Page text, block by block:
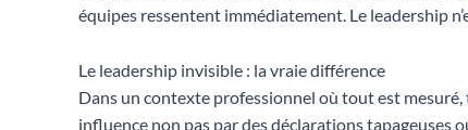
équipes ressentent immédiatement. Le leadership
Le leadership invisible : la vraie différence
Dans un contexte professionnel où tout est
influence non pas par des déclarations tapageuses